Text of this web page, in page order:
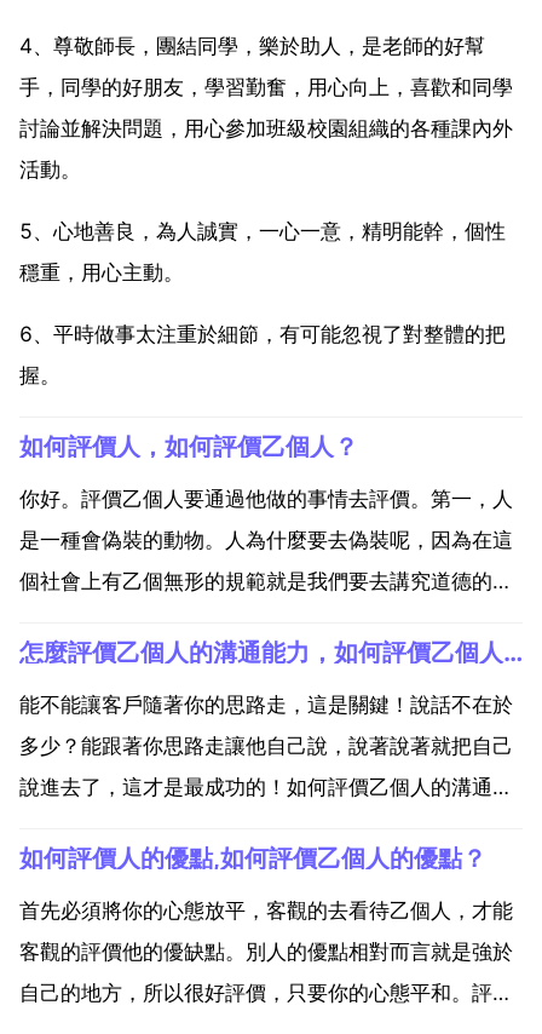
4、尊敬師長，團結同學，樂於助人，是老師的好幫
手，同學的好朋友，學習勤奮，用心向上，喜歡和同學
討論並解決問題，用心參加班級校園組織的各種課內外
活動。
5、心地善良，為人誠實，一心一意，精明能幹，個性
穩重，用心主動。
6、平時做事太注重於細節，有可能忽視了對整體的把
握。
如何評價人，如何評價乙個人？
你好。評價乙個人要通過他做的事情去評價。第一，人
是一種會偽裝的動物。人為什麼要去偽裝呢，因為在這
個社會上有乙個無形的規範就是我們要去講究道德的規
人，看懂乙個人的路數。人和人是不一樣的。除了外在
的表象，還有其內在的人品。第二，通過做事去看待乙
個人 別人不去...
怎麼評價乙個人的溝通能力，如何評價乙個人的溝通能力
能不能讓客戶隨著你的思路走，這是關鍵！說話不在於
多少？能跟著你思路走讓他自己說，說著說著就把自己
說進去了，這才是最成功的！如何評價乙個人的溝通能
是被動溝通？在與回別人溝通時，答注意力是否集中？
在表達自己的意圖時，資訊是否充分？主動溝通者與被
動溝通者的...
如何評價人的優點,如何評價乙個人的優點？
首先必須將你的心態放平，客觀的去看待乙個人，才能
客觀的評價他的優缺點。別人的優點相對而言就是強於
自己的地方，所以很好評價，只要你的心態平和。評價